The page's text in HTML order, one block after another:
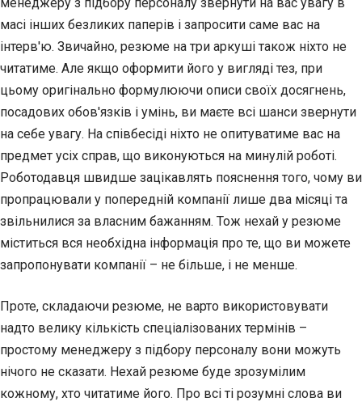
масі інших безликих паперів і запросити саме вас на
інтерв'ю. Звичайно, резюме на три аркуші також ніхто не
читатиме. Але якщо оформити його у вигляді тез, при
цьому оригінально формулюючи описи своїх досягнень,
посадових обов'язків і умінь, ви маєте всі шанси звернути
на себе увагу. На співбесіді ніхто не опитуватиме вас на
предмет усіх справ, що виконуються на минулій роботі.
Роботодавця швидше зацікавлять пояснення того, чому ви
пропрацювали у попередній компанії лише два місяці та
звільнилися за власним бажанням. Тож нехай у резюме
міститься вся необхідна інформація про те, що ви можете
запропонувати компанії – не більше, і не менше.
Проте, складаючи резюме, не варто використовувати
надто велику кількість спеціалізованих термінів –
простому менеджеру з підбору персоналу вони можуть
нічого не сказати. Нехай резюме буде зрозумілим
кожному, хто читатиме його. Про всі ті розумні слова ви